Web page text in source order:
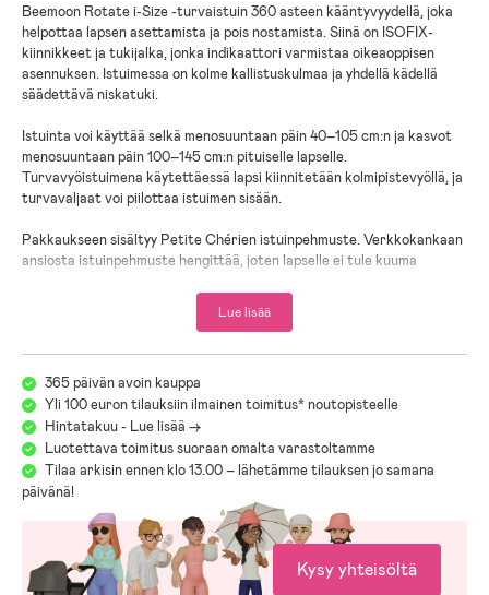
Beemoon Rotate i-Size -turvaistuin 360 asteen kääntyvyydellä, joka
helpottaa lapsen asettamista ja pois nostamista. Siinä on ISOFIX-
kiinnikkeet ja tukijalka, jonka indikaattori varmistaa oikeaoppisen
asennuksen. Istuimessa on kolme kallistuskulmaa ja yhdellä kädellä
säädettävä niskatuki.
Istuinta voi käyttää selkä menosuuntaan päin 40–105 cm:n ja kasvot
menosuuntaan päin 100–145 cm:n pituiselle lapselle.
Turvavyöistuimena käytettäessä lapsi kiinnitetään kolmipistevyöllä, ja
turvavaljaat voi piilottaa istuimen sisään.
Pakkaukseen sisältyy Petite Chérien istuinpehmuste. Verkkokankaan
ansiosta istuinpehmuste hengittää, joten lapselle ei tule kuuma
– Viisipistevaljaat.
– Kahdeksaan asentoon säädettävä niskatuki.
– Ilmanvaihtoa parantavat aukot.
– Enimmäiskuormitus: 36 kg.
– Ikäsuositus: 0 kk–12 vuotta.
Huom! Jollyroom suosittelee asiakkaitaan noudattamaan
Liikenneturvan suositusta siitä, että lapsi matkustaisi mahdollisimman
pitkään selkä menosuuntaan päin, ainakin nelivuotiaaksi asti.
Lue lisää
365 päivän avoin kauppa
Yli 100 euron tilauksiin ilmainen toimitus* noutopisteelle
Hintatakuu - Lue lisää ->
Luotettava toimitus suoraan omalta varastoltamme
Tilaa arkisin ennen klo 13.00 – lähetämme tilauksen jo samana
päivänä!
Kysy yhteisöltä